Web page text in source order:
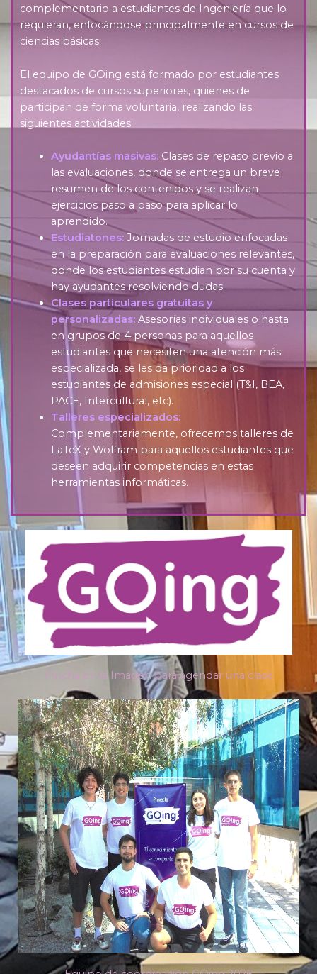
complementario a estudiantes de Ingeniería que lo
requieran, enfocándose principalmente en cursos de
ciencias básicas.
El equipo de GOing está formado por estudiantes
destacados de cursos superiores, quienes de
participan de forma voluntaria, realizando las
siguientes actividades:
Ayudantías masivas:Clases de repaso previo a
las evaluaciones, donde se entrega un breve
resumen de los contenidos y se realizan
ejercicios paso a paso para aplicar lo
aprendido.
Estudiatones: Jornadas de estudio enfocadas
en la preparación para evaluaciones relevantes,
donde los estudiantes estudian por su cuenta y
hay ayudantes resolviendo dudas.
Clases particulares gratuitas y
personalizadas:Asesorías individuales o hasta
en grupos de 4 personas para aquellos
estudiantes que necesiten una atención más
especializada, se les da prioridad a los
estudiantes de admisiones especial (T&I, BEA,
PACE, Intercultural, etc).
Talleres especializados:
Complementariamente, ofrecemos talleres de
LaTeX y Wolfram para aquellos estudiantes que
deseen adquirir competencias en estas
herramientas informáticas.
Pincha en la Imagen para agendar una clase